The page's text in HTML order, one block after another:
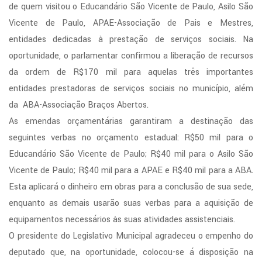
de quem visitou o Educandário São Vicente de Paulo, Asilo São
Vicente de Paulo, APAE-Associação de Pais e Mestres,
entidades dedicadas à prestação de serviços sociais. Na
oportunidade, o parlamentar confirmou a liberação de recursos
da ordem de R$170 mil para aquelas três importantes
entidades prestadoras de serviços sociais no município, além
da ABA-Associação Braços Abertos.
As emendas orçamentárias garantiram a destinação das
seguintes verbas no orçamento estadual: R$50 mil para o
Educandário São Vicente de Paulo; R$40 mil para o Asilo São
Vicente de Paulo; R$40 mil para a APAE e R$40 mil para a ABA.
Esta aplicará o dinheiro em obras para a conclusão de sua sede,
enquanto as demais usarão suas verbas para a aquisição de
equipamentos necessários às suas atividades assistenciais.
O presidente do Legislativo Municipal agradeceu o empenho do
deputado que, na oportunidade, colocou-se á disposição na